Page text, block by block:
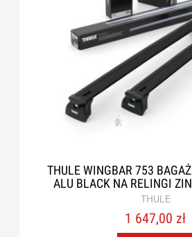
THULE WINGBAR 753
ALU BLACK NA RELINGI
THULE
1 647,00 zł